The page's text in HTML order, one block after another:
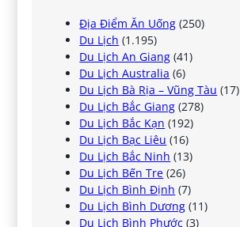
Địa Điểm Ăn Uống (250)
Du Lịch (1.195)
Du Lịch An Giang (41)
Du Lịch Australia (6)
Du Lịch Bà Rịa – Vũng Tàu (17)
Du Lịch Bắc Giang (278)
Du Lịch Bắc Kạn (192)
Du Lịch Bạc Liêu (16)
Du Lịch Bắc Ninh (13)
Du Lịch Bến Tre (26)
Du Lịch Bình Định (7)
Du Lịch Bình Dương (11)
Du Lịch Bình Phước (3)